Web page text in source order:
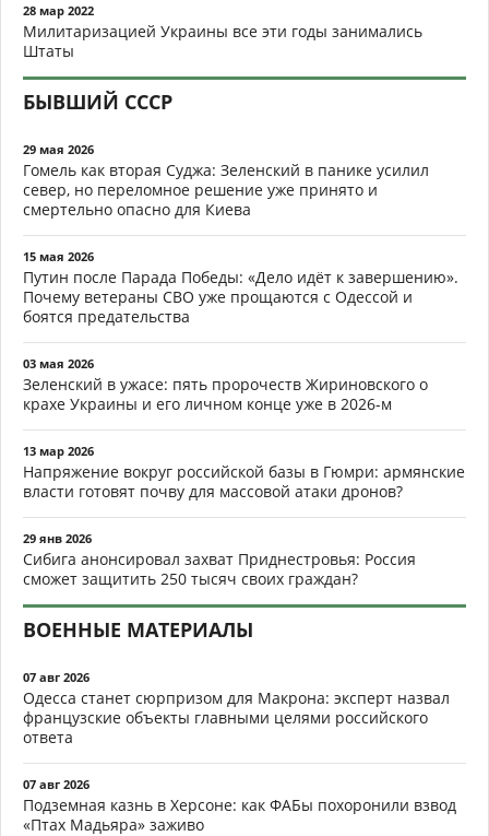
28 мар 2022
Милитаризацией Украины все эти годы занимались
Штаты
БЫВШИЙ СССР
29 мая 2026
Гомель как вторая Суджа: Зеленский в панике усилил
север, но переломное решение уже принято и
смертельно опасно для Киева
15 мая 2026
Путин после Парада Победы: «Дело идёт к завершению».
Почему ветераны СВО уже прощаются с Одессой и
боятся предательства
03 мая 2026
Зеленский в ужасе: пять пророчеств Жириновского о
крахе Украины и его личном конце уже в 2026-м
13 мар 2026
Напряжение вокруг российской базы в Гюмри: армянские
власти готовят почву для массовой атаки дронов?
29 янв 2026
Сибига анонсировал захват Приднестровья: Россия
сможет защитить 250 тысяч своих граждан?
ВОЕННЫЕ МАТЕРИАЛЫ
07 авг 2026
Одесса станет сюрпризом для Макрона: эксперт назвал
французские объекты главными целями российского
ответа
07 авг 2026
Подземная казнь в Херсоне: как ФАБы похоронили взвод
«Птах Мадьяра» заживо